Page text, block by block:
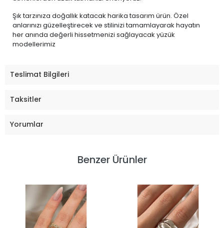
Şık tarzınıza doğallık katacak harika tasarım ürün. Özel
anlarınızı güzelleştirecek ve stilinizi tamamlayarak hayatın
her anında değerli hissetmenizi sağlayacak yüzük
modellerimiz
Teslimat Bilgileri
Taksitler
Yorumlar
Benzer Ürünler